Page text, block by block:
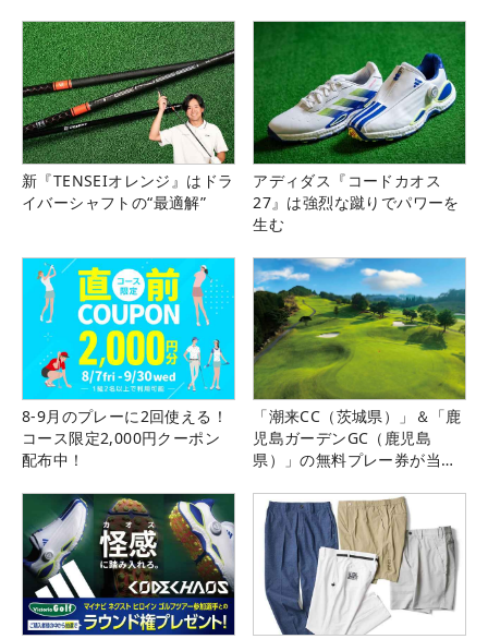
新『TENSEIオレンジ』はドラ
イバーシャフトの“最適解”
アディダス『コードカオス
27』は強烈な蹴りでパワーを
生む
8-9月のプレーに2回使える！
コース限定2,000円クーポン
配布中！
「潮来CC（茨城県）」＆「鹿
児島ガーデンGC（鹿児島
県）」の無料プレー券が当た